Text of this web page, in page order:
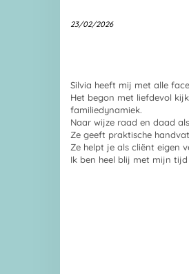
23/02/2026
Silvia heeft mij met alle
Het begon met liefdevol
familiedynamiek.
Naar wijze raad en daad
Ze geeft praktische
Ze helpt je als cliënt eigen
Ik ben heel blij met mijn